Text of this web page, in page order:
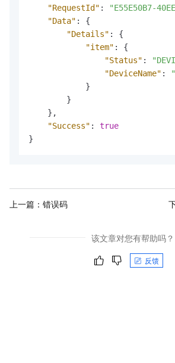
"RequestId" :
"E55E50B7-
"Data" :
{
"Details" :
{
"item" :
{
"Status" :
"DeviceName" :
}
}
} ,
"Success" :
true
}
上一篇： 错误码
该文章对您有帮助吗？
反馈